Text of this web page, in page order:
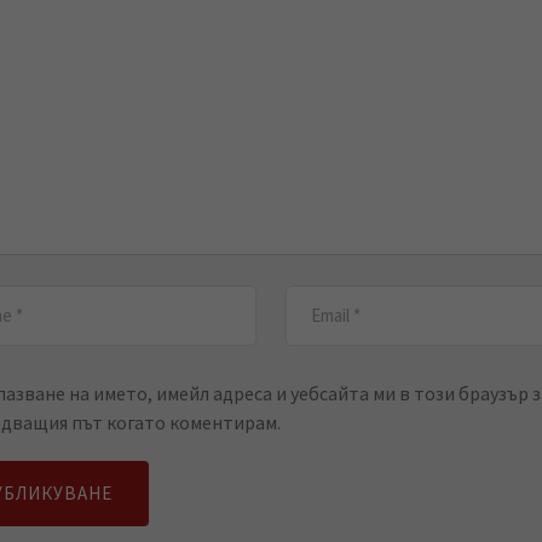
на името, имейл адреса и уебсайта ми в този браузър
път когато коментирам.